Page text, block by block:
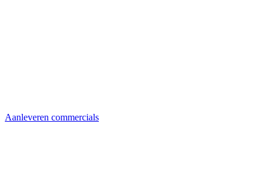
Aanleveren commercials